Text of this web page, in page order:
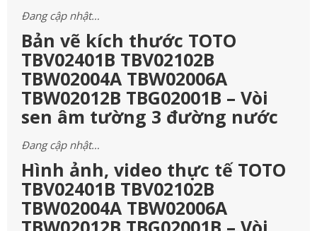
Đang cập nhật…
Bản vẽ kích thước TOTO
TBV02401B TBV02102B
TBW02004A TBW02006A
TBW02012B TBG02001B – Vòi
sen âm tường 3 đường nước
Đang cập nhật…
Hình ảnh, video thực tế TOTO
TBV02401B TBV02102B
TBW02004A TBW02006A